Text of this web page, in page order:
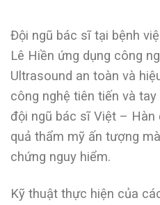
Đội ngũ bác sĩ tại bệnh
Lê Hiền ứng dụng công
Ultrasound an toàn và
công nghệ tiên tiến và
đội ngũ bác sĩ Việt –
quả thẩm mỹ ấn tượng
chứng nguy hiểm.
Kỹ thuật thực hiện của